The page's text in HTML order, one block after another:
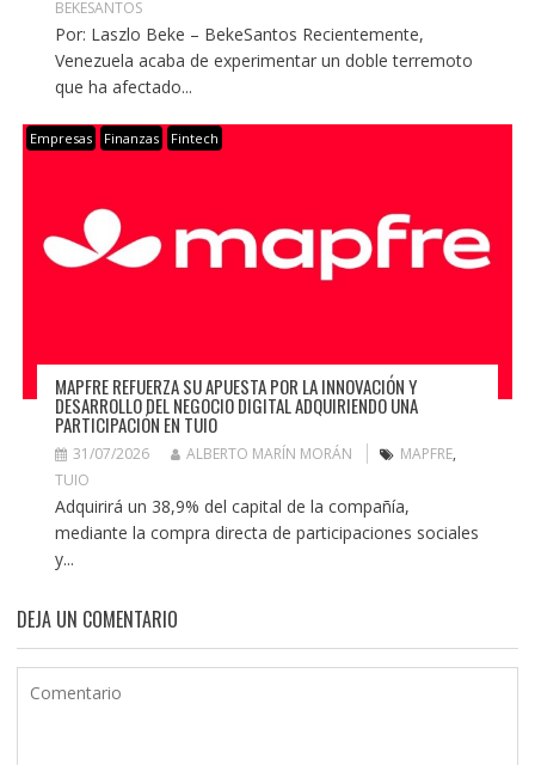
BEKESANTOS
Por: Laszlo Beke – BekeSantos Recientemente,
Venezuela acaba de experimentar un doble terremoto
que ha afectado...
Empresas Finanzas Fintech
MAPFRE REFUERZA SU APUESTA POR LA INNOVACIÓN Y
DESARROLLO DEL NEGOCIO DIGITAL ADQUIRIENDO UNA
PARTICIPACIÓN EN TUIO
31/07/2026 ALBERTO MARÍN MORÁN MAPFRE,
TUIO
Adquirirá un 38,9% del capital de la compañía,
mediante la compra directa de participaciones sociales
y...
DEJA UN COMENTARIO